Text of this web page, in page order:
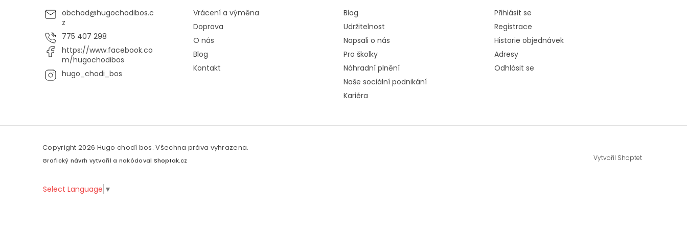
obchod@hugochodibos.c
z
775 407 298
https://www.facebook.co
m/hugochodibos
hugo_chodi_bos
Vrácení a výměna
Doprava
O nás
Blog
Kontakt
Blog
Udržitelnost
Napsali o nás
Pro školky
Náhradní plnění
Naše sociální podnikání
Kariéra
Přihlásit se
Registrace
Historie objednávek
Adresy
Odhlásit se
Vytvořil Shoptet
Copyright 2026 Hugo chodí bos. Všechna práva vyhrazena.
Grafický návrh vytvořil a nakódoval Shoptak.cz
Select Language ▼